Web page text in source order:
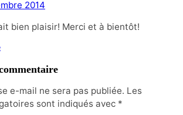
2014
bien plaisir! Merci et à bientôt!
e-mail ne sera pas publiée. Les
sont indiqués avec *